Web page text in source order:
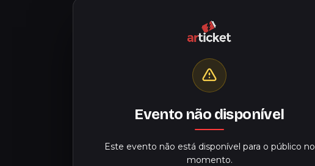
Evento não disponível
Este evento não está disponível para o público no
momento.